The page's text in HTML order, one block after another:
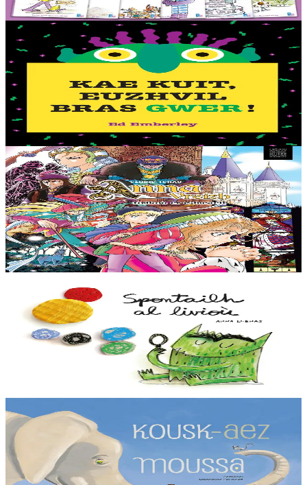
En stock44,00 €
2 ans et plus
TES
Go away, big green Monster!
Qui a un long nez bleu turquoise, deux grands yeux jaunes, et des
dents blanches et pointues ? C’est le Grand Monstre Vert qui se
cache à l’intérieur de ton livre....
12,50 €
11 ans et plus
TES
Anna Vreizh - Itrikoù er C'hastell
Encore une sortie scolaire ennuyeuse au château des ducs de
Bretagne pour Gaël, en visite à Nantes… Que nenni ! Le voici
entraîné dans les abîmes du temps par...
En stock12,95 €
El Monstre de Colors
Le monstre des couleurs se sent tout barbouillé aujourd’hui. Ses
émotions sont sens dessus dessous ! Il ne comprend pas ce qui lui
TES
La sieste de Moussa
Moussa aimerait bien dormir mais les bruits d’une petite souris l’en
empêchent. Qui va donc pouvoir l’aider à se débarrasser de ce